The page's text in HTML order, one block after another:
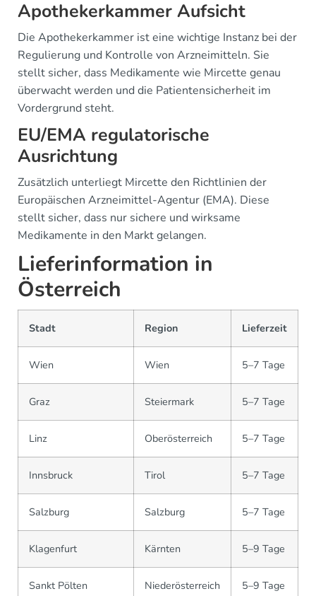
Apothekerkammer Aufsicht
Die Apothekerkammer ist eine wichtige Instanz bei der
Regulierung und Kontrolle von Arzneimitteln. Sie
stellt sicher, dass Medikamente wie Mircette genau
überwacht werden und die Patientensicherheit im
Vordergrund steht.
EU/EMA regulatorische
Ausrichtung
Zusätzlich unterliegt Mircette den Richtlinien der
Europäischen Arzneimittel-Agentur (EMA). Diese
stellt sicher, dass nur sichere und wirksame
Medikamente in den Markt gelangen.
Lieferinformation in
Österreich
Stadt Region Lieferzeit
Wien Wien 5–7 Tage
Graz Steiermark 5–7 Tage
Linz Oberösterreich 5–7 Tage
Innsbruck Tirol 5–7 Tage
Salzburg Salzburg 5–7 Tage
Klagenfurt Kärnten 5–9 Tage
Sankt Pölten Niederösterreich 5–9 Tage